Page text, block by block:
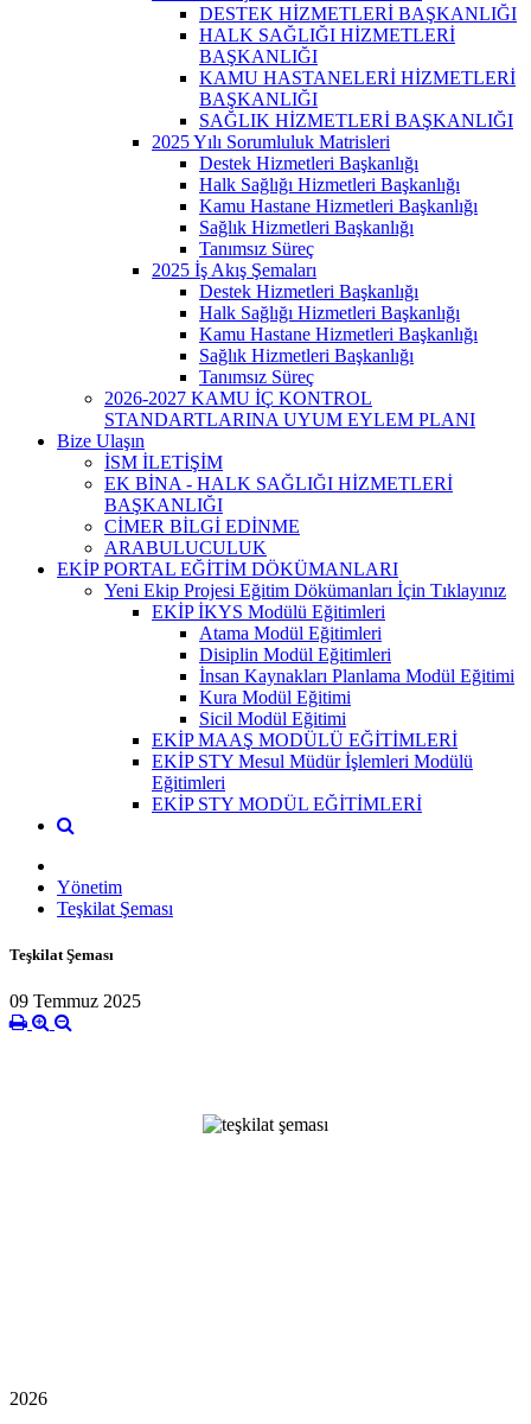
DESTEK HİZMETLERİ BAŞKANLIĞI
HALK SAĞLIĞI HİZMETLERİ
BAŞKANLIĞI
KAMU HASTANELERİ HİZMETLERİ
BAŞKANLIĞI
SAĞLIK HİZMETLERİ BAŞKANLIĞI
2025 Yılı Sorumluluk Matrisleri
Destek Hizmetleri Başkanlığı
Halk Sağlığı Hizmetleri Başkanlığı
Kamu Hastane Hizmetleri Başkanlığı
Sağlık Hizmetleri Başkanlığı
Tanımsız Süreç
2025 İş Akış Şemaları
Destek Hizmetleri Başkanlığı
Halk Sağlığı Hizmetleri Başkanlığı
Kamu Hastane Hizmetleri Başkanlığı
Sağlık Hizmetleri Başkanlığı
Tanımsız Süreç
2026-2027 KAMU İÇ KONTROL
STANDARTLARINA UYUM EYLEM PLANI
Bize Ulaşın
İSM İLETİŞİM
EK BİNA - HALK SAĞLIĞI HİZMETLERİ
BAŞKANLIĞI
CİMER BİLGİ EDİNME
ARABULUCULUK
EKİP PORTAL EĞİTİM DÖKÜMANLARI
Yeni Ekip Projesi Eğitim Dökümanları İçin Tıklayınız
EKİP İKYS Modülü Eğitimleri
Atama Modül Eğitimleri
Disiplin Modül Eğitimleri
İnsan Kaynakları Planlama Modül Eğitimi
Kura Modül Eğitimi
Sicil Modül Eğitimi
EKİP MAAŞ MODÜLÜ EĞİTİMLERİ
EKİP STY Mesul Müdür İşlemleri Modülü
Eğitimleri
EKİP STY MODÜL EĞİTİMLERİ
Yönetim
Teşkilat Şeması
Teşkilat Şeması
09 Temmuz 2025
2026